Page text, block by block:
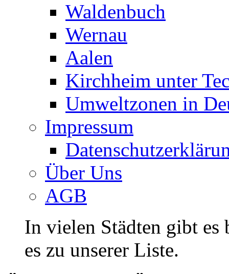
Waldenbuch
Wernau
Aalen
Kirchheim unter
Umweltzonen in
Impressum
Über Uns
AGB
In vielen Städten gibt es
es zu unserer Liste.